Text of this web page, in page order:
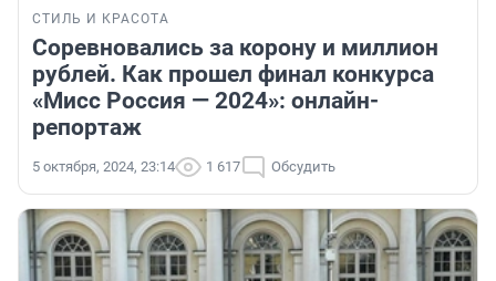
СТИЛЬ И КРАСОТА
Соревновались за корону и миллион
рублей. Как прошел финал конкурса
«Мисс Россия — 2024»: онлайн-
репортаж
5 октября, 2024, 23:14 1 617 Обсудить